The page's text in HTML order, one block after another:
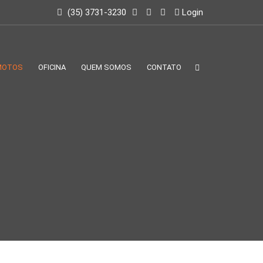
(35) 3731-3230 Login
OFICINA QUEM SOMOS CONTATO